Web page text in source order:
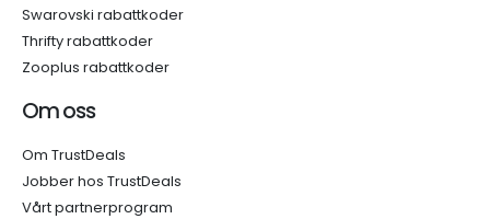
Swarovski rabattkoder
Thrifty rabattkoder
Zooplus rabattkoder
Om oss
Om TrustDeals
Jobber hos TrustDeals
Vårt partnerprogram